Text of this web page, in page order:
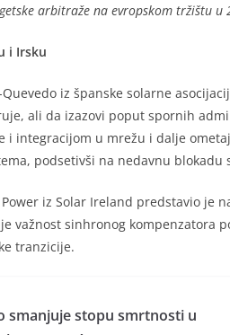
arbitraže na evropskom tržištu u
i Irsku
iz španske solarne
ali da izazovi poput spornih
i integracijom u mrežu i dalje
podsetivši na nedavnu blokadu
iz Solar Ireland predstavio
važnost sinhronog kompenzatora
tranzicije.
smanjuje stopu smrtnosti u